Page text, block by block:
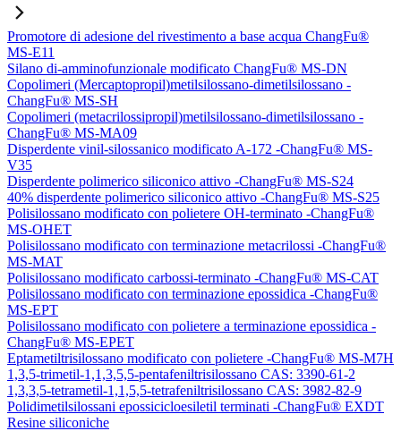
Promotore di adesione del rivestimento a base acqua ChangFu®
MS-E11
Silano di-amminofunzionale modificato ChangFu® MS-DN
Copolimeri (Mercaptopropil)metilsilossano-dimetilsilossano -
ChangFu® MS-SH
Copolimeri (metacrilossipropil)metilsilossano-dimetilsilossano -
ChangFu® MS-MA09
Disperdente vinil-silossanico modificato A-172 -ChangFu® MS-
V35
Disperdente polimerico siliconico attivo -ChangFu® MS-S24
40% disperdente polimerico siliconico attivo -ChangFu® MS-S25
Polisilossano modificato con polietere OH-terminato -ChangFu®
MS-OHET
Polisilossano modificato con terminazione metacrilossi -ChangFu®
MS-MAT
Polisilossano modificato carbossi-terminato -ChangFu® MS-CAT
Polisilossano modificato con terminazione epossidica -ChangFu®
MS-EPT
Polisilossano modificato con polietere a terminazione epossidica -
ChangFu® MS-EPET
Eptametiltrisilossano modificato con polietere -ChangFu® MS-M7H
1,3,5-trimetil-1,1,3,5,5-pentafeniltrisilossano CAS: 3390-61-2
1,3,3,5-tetrametil-1,1,5,5-tetrafeniltrisilossano CAS: 3982-82-9
Polidimetilsilossani epossicicloesiletil terminati -ChangFu® EXDT
Resine siliconiche